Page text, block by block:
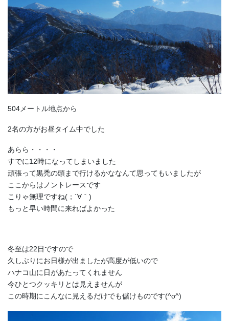
504メートル地点から
2名の方がお昼タイム中でした
あらら・・・・
すでに12時になってしまいました
頑張って黒禿の頭まで行けるかななんて思ってもいましたが
ここからはノントレースです
こりゃ無理ですね(；´∀｀)
もっと早い時間に来ればよかった
冬至は22日ですので
久しぶりにお日様が出ましたが高度が低いので
ハナコ山に日があたってくれません
今ひとつクッキリとは見えませんが
この時期にこんなに見えるだけでも儲けものです(^o^)